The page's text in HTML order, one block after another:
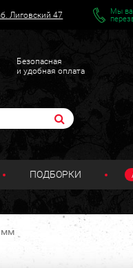
Лиговский 47
Мы
Безопасная
и удобная оплата
ПОДБОРКИ
мм